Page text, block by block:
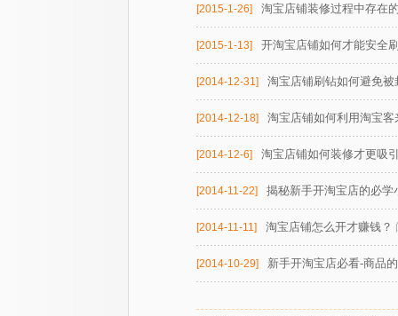
[2015-1-26] 淘宝店铺装修过程中存在
[2015-1-13] 开淘宝店铺如何才能安全
[2014-12-31] 淘宝店铺刷钻如何避免被
[2014-12-18] 淘宝店铺如何利用淘宝客
[2014-12-6] 淘宝店铺如何装修才更吸
[2014-11-22] 揭秘新手开淘宝店的必学
[2014-11-11] 淘宝店铺怎么开才赚钱？
[2014-10-29] 新手开淘宝店必看-商品